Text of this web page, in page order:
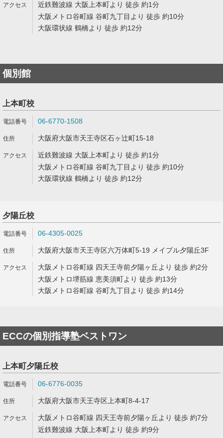
近鉄難波線 大阪上本町より 徒歩 約1分
大阪メトロ谷町線 谷町九丁目より 徒歩 約10分
大阪環状線 鶴橋より 徒歩 約12分
個別館
上本町校
06-6770-1508
大阪府大阪市天王寺区石ヶ辻町15-18
近鉄難波線 大阪上本町より 徒歩 約1分
大阪メトロ谷町線 谷町九丁目より 徒歩 約10分
大阪環状線 鶴橋より 徒歩 約12分
夕陽丘校
06-4305-0025
大阪府大阪市天王寺区六万体町5-19 メイプル夕陽丘3F
大阪メトロ谷町線 四天王寺前夕陽ヶ丘より 徒歩 約2分
大阪メトロ堺筋線 恵美須町より 徒歩 約13分
大阪メトロ谷町線 谷町九丁目より 徒歩 約14分
ECCの個別指導塾ベストワン
上本町夕陽丘校
06-6776-0035
大阪府大阪市天王寺区上本町8-4-17
大阪メトロ谷町線 四天王寺前夕陽ヶ丘より 徒歩 約7分
近鉄難波線 大阪上本町より 徒歩 約9分